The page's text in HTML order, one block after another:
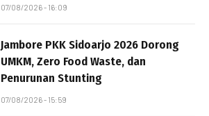
07/08/2026 - 16:09
Jambore PKK Sidoarjo 2026 Dorong
UMKM, Zero Food Waste, dan
Penurunan Stunting
07/08/2026 - 15:59